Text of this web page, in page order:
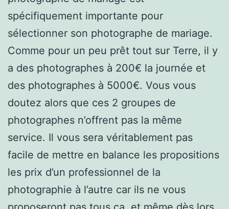
spécifiquement importante pour
sélectionner son photographe de mariage.
Comme pour un peu prêt tout sur Terre, il y
a des photographes à 200€ la journée et
des photographes à 5000€. Vous vous
doutez alors que ces 2 groupes de
photographes n’offrent pas la même
service. Il vous sera véritablement pas
facile de mettre en balance les propositions
les prix d’un professionnel de la
photographie à l’autre car ils ne vous